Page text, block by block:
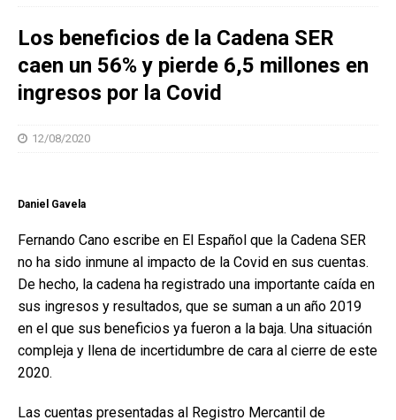
Los beneficios de la Cadena SER
caen un 56% y pierde 6,5 millones en
ingresos por la Covid
12/08/2020
Daniel Gavela
Fernando Cano escribe en El Español que la Cadena SER
no ha sido inmune al impacto de la Covid en sus cuentas.
De hecho, la cadena ha registrado una importante caída en
sus ingresos y resultados, que se suman a un año 2019
en el que sus beneficios ya fueron a la baja. Una situación
compleja y llena de incertidumbre de cara al cierre de este
2020.
Las cuentas presentadas al Registro Mercantil de